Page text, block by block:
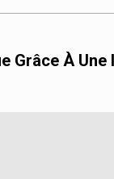
Grâce À